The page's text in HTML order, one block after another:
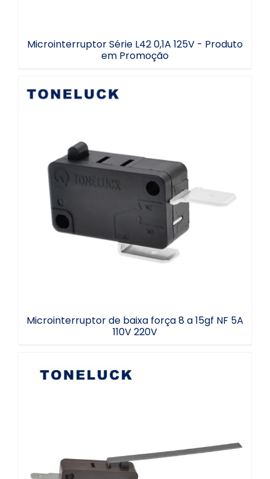
Microinterruptor Série L42 0,1A 125V - Produto
em Promoção
Microinterruptor de baixa força 8 a 15gf
NF 5A 110V 220V
Microinterruptor de baixa força 8 a 15gf NF 5A
110V 220V
Microinterruptor para aplicação